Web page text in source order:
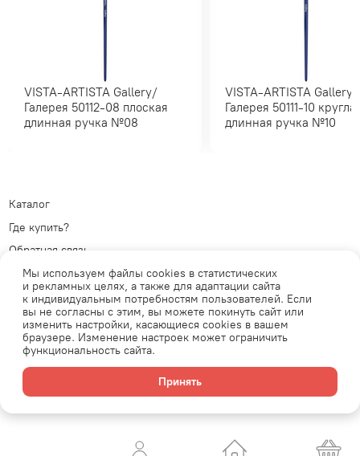
VISTA-ARTISTA Gallery/
Галерея 50112-08 плоская
длинная ручка №08
VISTA-ARTISTA Gallery/
Галерея 50111-10 круглая
длинная ручка №10
Каталог
Где купить?
Обратная связь
Политика обработки
персональных данных
Публичная оферта
Телеграм
ВКонтакте
адрес: 105554, г.Москва, ул. 11-я Парковая, д. 9/35, этаж 1, помещение
V. Email: shop@leonardo.ru
Мы используем файлы cookies в статистических
и рекламных целях, а также для адаптации сайта
к индивидуальным потребностям пользователей. Если
вы не согласны с этим, вы можете покинуть сайт или
изменить настройки, касающиеся cookies в вашем
браузере. Изменение настроек может ограничить
функциональность сайта.
Принять